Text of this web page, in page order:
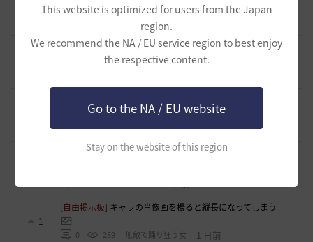
This website is optimized for users from the Japan
region.
We recommend the NA / EU service region to best enjoy
the respective content.
Go to the NA / EU website
Stay on the website of this region
1
応について
浅井ジークフリード配信者
[ファンアート & 創作]内容ないびみょマンガ その45 転生し
たら黒い砂漠だった件
[ギルド募集]
【🍀もんぶらん喫茶🍀】新規復帰者大歓迎！ま
ったり自由なギルドです♪
0 176 ゆぅにゃん 1 日前
[ギルド募集]【新設1段拠点戦ギルド】「えにぐま」ギルド
1
[自由掲示板] キャラの肖像画を撮ると縦長になってしまう
0 289 無敵で踊り狂う女 1 日前